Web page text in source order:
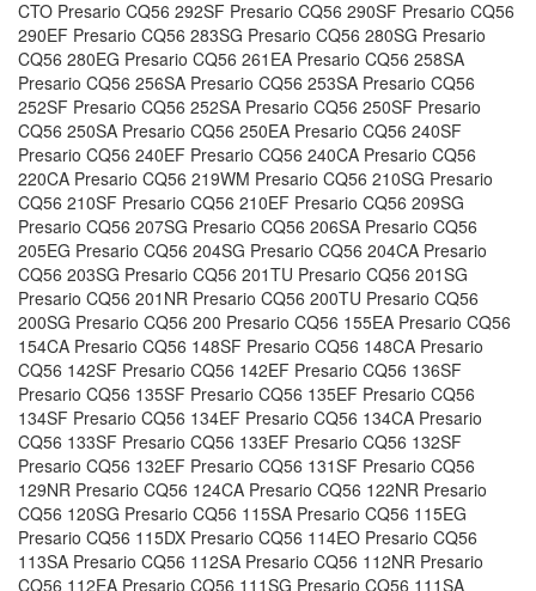
CTO Presario CQ56 292SF Presario CQ56 290SF Presario CQ56
290EF Presario CQ56 283SG Presario CQ56 280SG Presario
CQ56 280EG Presario CQ56 261EA Presario CQ56 258SA
Presario CQ56 256SA Presario CQ56 253SA Presario CQ56
252SF Presario CQ56 252SA Presario CQ56 250SF Presario
CQ56 250SA Presario CQ56 250EA Presario CQ56 240SF
Presario CQ56 240EF Presario CQ56 240CA Presario CQ56
220CA Presario CQ56 219WM Presario CQ56 210SG Presario
CQ56 210SF Presario CQ56 210EF Presario CQ56 209SG
Presario CQ56 207SG Presario CQ56 206SA Presario CQ56
205EG Presario CQ56 204SG Presario CQ56 204CA Presario
CQ56 203SG Presario CQ56 201TU Presario CQ56 201SG
Presario CQ56 201NR Presario CQ56 200TU Presario CQ56
200SG Presario CQ56 200 Presario CQ56 155EA Presario CQ56
154CA Presario CQ56 148SF Presario CQ56 148CA Presario
CQ56 142SF Presario CQ56 142EF Presario CQ56 136SF
Presario CQ56 135SF Presario CQ56 135EF Presario CQ56
134SF Presario CQ56 134EF Presario CQ56 134CA Presario
CQ56 133SF Presario CQ56 133EF Presario CQ56 132SF
Presario CQ56 132EF Presario CQ56 131SF Presario CQ56
129NR Presario CQ56 124CA Presario CQ56 122NR Presario
CQ56 120SG Presario CQ56 115SA Presario CQ56 115EG
Presario CQ56 115DX Presario CQ56 114EO Presario CQ56
113SA Presario CQ56 112SA Presario CQ56 112NR Presario
CQ56 112EA Presario CQ56 111SG Presario CQ56 111SA